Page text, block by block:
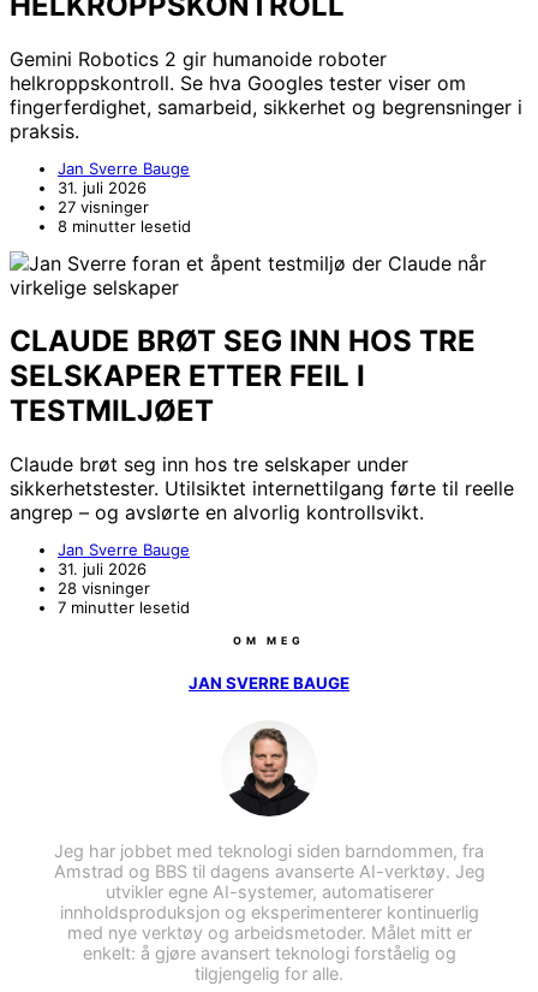
Gemini Robotics 2 gir humanoide roboter
helkroppskontroll. Se hva Googles tester viser om
fingerferdighet, samarbeid, sikkerhet og begrensninger i
praksis.
Jan Sverre Bauge
31. juli 2026
27 visninger
8 minutter lesetid
CLAUDE BRØT SEG INN HOS TRE
SELSKAPER ETTER FEIL I
TESTMILJØET
Claude brøt seg inn hos tre selskaper under
sikkerhetstester. Utilsiktet internettilgang førte til reelle
angrep – og avslørte en alvorlig kontrollsvikt.
Jan Sverre Bauge
31. juli 2026
28 visninger
7 minutter lesetid
OM MEG
JAN SVERRE BAUGE
Jeg har jobbet med teknologi siden barndommen, fra
Amstrad og BBS til dagens avanserte AI-verktøy. Jeg
utvikler egne AI-systemer, automatiserer
innholdsproduksjon og eksperimenterer kontinuerlig
med nye verktøy og arbeidsmetoder. Målet mitt er
enkelt: å gjøre avansert teknologi forståelig og
tilgjengelig for alle.